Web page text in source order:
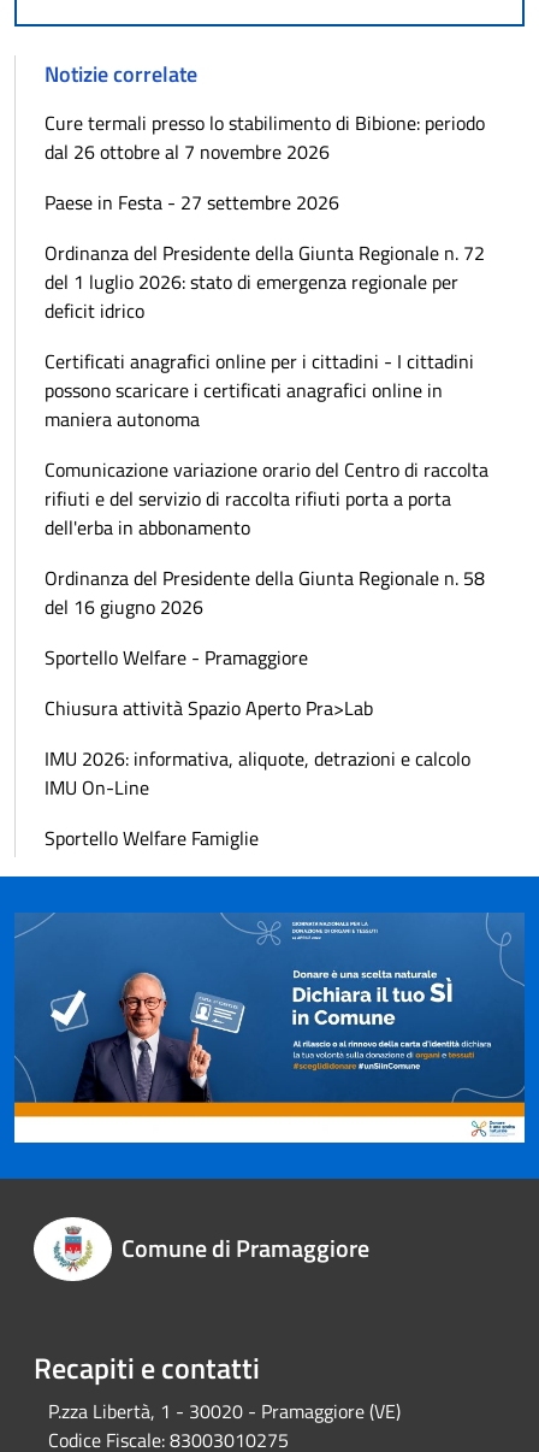
Notizie correlate
Cure termali presso lo stabilimento di Bibione: periodo
dal 26 ottobre al 7 novembre 2026
Paese in Festa - 27 settembre 2026
Ordinanza del Presidente della Giunta Regionale n. 72
del 1 luglio 2026: stato di emergenza regionale per
deficit idrico
Certificati anagrafici online per i cittadini - I cittadini
possono scaricare i certificati anagrafici online in
maniera autonoma
Comunicazione variazione orario del Centro di raccolta
rifiuti e del servizio di raccolta rifiuti porta a porta
dell'erba in abbonamento
Ordinanza del Presidente della Giunta Regionale n. 58
del 16 giugno 2026
Sportello Welfare - Pramaggiore
Chiusura attività Spazio Aperto Pra>Lab
IMU 2026: informativa, aliquote, detrazioni e calcolo
IMU On-Line
Sportello Welfare Famiglie
Comune di Pramaggiore
Recapiti e contatti
P.zza Libertà, 1 - 30020 - Pramaggiore (VE)
Codice Fiscale:83003010275